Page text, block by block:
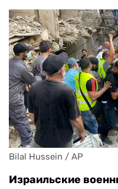
Bilal Hussein / AP
Израильские